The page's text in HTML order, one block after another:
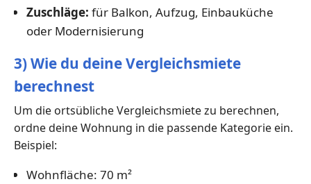
Zuschläge: für Balkon, Aufzug, Einbauküche
oder Modernisierung
3) Wie du deine Vergleichsmiete
berechnest
Um die ortsübliche Vergleichsmiete zu berechnen,
ordne deine Wohnung in die passende Kategorie ein.
Beispiel:
Wohnfläche: 70 m²